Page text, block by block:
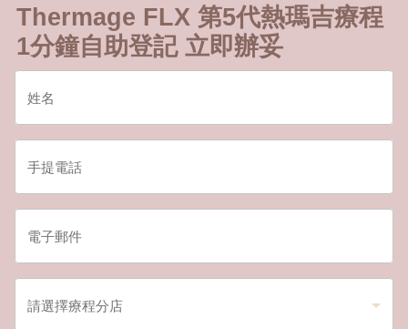
Thermage FLX 第5代熱瑪吉療程
1分鐘自助登記 立即辦妥